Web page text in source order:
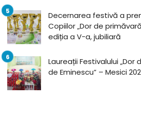
Decernarea festivă a
Copiilor „Dor de
ediția a V-a, jubiliară
Laureații Festivalului „Dor
de Eminescu” – Mesici